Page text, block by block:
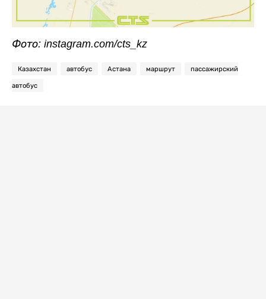
Фото: instagram.com/cts_kz
Казахстан автобус Астана маршрут пассажирский
автобус